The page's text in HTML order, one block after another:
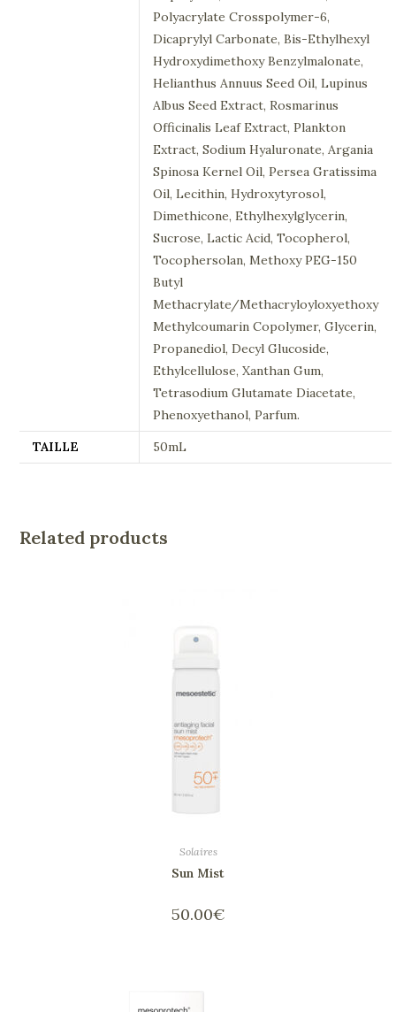
Polyacrylate Crosspolymer-6,
Dicaprylyl Carbonate, Bis-Ethylhexyl
Hydroxydimethoxy Benzylmalonate,
Helianthus Annuus Seed Oil, Lupinus
Albus Seed Extract, Rosmarinus
Officinalis Leaf Extract, Plankton
Extract, Sodium Hyaluronate, Argania
Spinosa Kernel Oil, Persea Gratissima
Oil, Lecithin, Hydroxytyrosol,
Dimethicone, Ethylhexylglycerin,
Sucrose, Lactic Acid, Tocopherol,
Tocophersolan, Methoxy PEG-150
Butyl
Methacrylate/Methacryloyloxyethoxy
Methylcoumarin Copolymer, Glycerin,
Propanediol, Decyl Glucoside,
Ethylcellulose, Xanthan Gum,
Tetrasodium Glutamate Diacetate,
Phenoxyethanol, Parfum.
TAILLE
50mL
Related products
Solaires
Sun Mist
50.00€